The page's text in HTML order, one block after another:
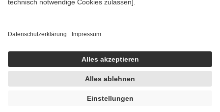
getroffen, um sicherzustellen, dass es sich um echte Bewertungen
https://help.etrusted.com/hc/de/articles/4419944605341
Einige Bilder und Inhalte wurden unter Zuhilfenahme künstlicher